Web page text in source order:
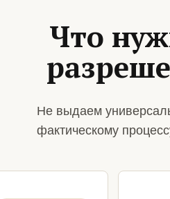
Что
Не выдаем
фактическому